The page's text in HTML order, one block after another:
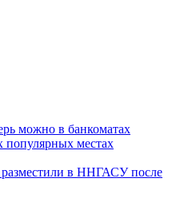
можно в банкоматах
популярных местах
в ННГАСУ после